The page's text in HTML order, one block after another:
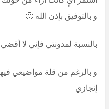
و بالتوفيق بإذن الله 🙂
بالنسبة لمدونتي فإني لا أقضي
و بالرغم من قلة مواضيعي
إنجازي